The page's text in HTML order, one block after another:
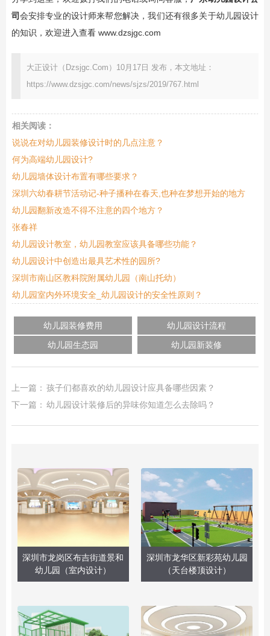
司会安排专业的设计师来帮您解决，我们还有很多关于幼儿园设计
的知识，欢迎进入查看 www.dzsjgc.com
大正设计（Dzsjgc.Com）10月17日 发布，本文地址：
https://www.dzsjgc.com/news/sjzs/2019/767.html
相关阅读：
说说在对幼儿园装修设计时的几点注意？
何为高端幼儿园设计?
幼儿园墙体设计布置有哪些要求？
深圳六幼春耕节活动记-种子播种在春天,也种在梦想开始的地方
幼儿园翻新改造不得不注意的四个地方？
张春祥
幼儿园设计教室，幼儿园教室应该具备哪些功能？
幼儿园设计中创造出最具艺术性的园所?
深圳市南山区教科院附属幼儿园（南山托幼）
幼儿园室内外环境安全_幼儿园设计的安全性原则？
幼儿园装修费用
幼儿园设计流程
幼儿园生态园
幼儿园新装修
上一篇： 孩子们都喜欢的幼儿园设计应具备哪些因素？
下一篇： 幼儿园设计装修后的异味你知道怎么去除吗？
深圳市龙岗区布吉街道景和
幼儿园（室内设计）
深圳市龙华区新彩苑幼儿园
（天台楼顶设计）